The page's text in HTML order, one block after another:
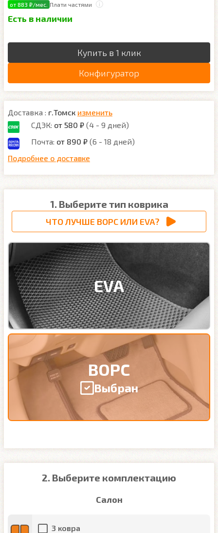
от 883 ₽/мес. Плати частями
Есть в наличии
Купить в 1 клик
Конфигуратор
Доставка : г.Томск изменить
СДЭК: от 580 ₽ (4 - 9 дней)
Почта: от 890 ₽ (6 - 18 дней)
Подробнее о доставке
1. Выберите тип коврика
ЧТО ЛУЧШЕ ВОРС ИЛИ EVA?
EVA
ВОРС
Выбран
2. Выберите комплектацию
Салон
3 ковра